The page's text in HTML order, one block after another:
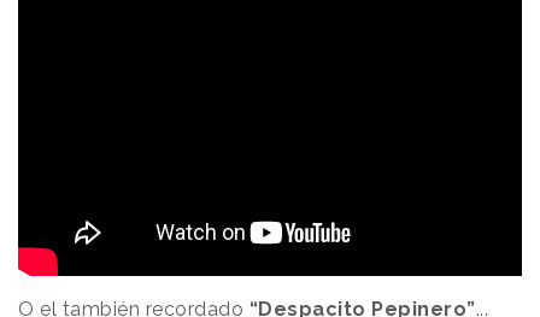
O el también recordado “Despacito Pepinero”...